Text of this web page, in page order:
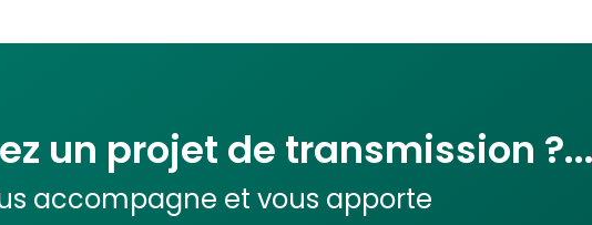
un projet de transmission
accompagne et vous apporte